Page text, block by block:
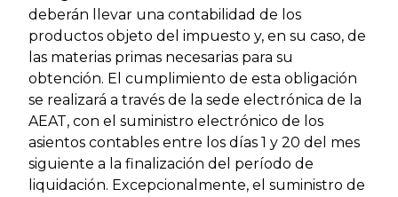
deberán llevar una contabilidad de los
productos objeto del impuesto y, en su caso, de
las materias primas necesarias para su
obtención. El cumplimiento de esta obligación
se realizará a través de la sede electrónica de la
AEAT, con el suministro electrónico de los
asientos contables entre los días 1 y 20 del mes
siguiente a la finalización del período de
liquidación. Excepcionalmente, el suministro de